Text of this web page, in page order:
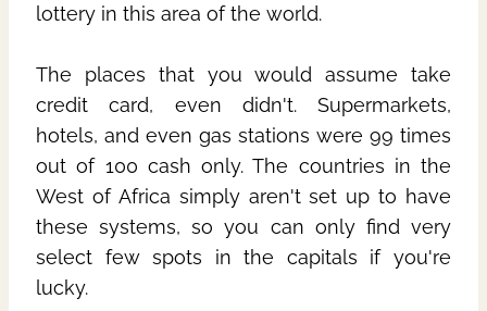
lottery in this area of the world.
The places that you would assume take
credit card, even didn't. Supermarkets,
hotels, and even gas stations were 99 times
out of 100 cash only. The countries in the
West of Africa simply aren't set up to have
these systems, so you can only find very
select few spots in the capitals if you're
lucky.